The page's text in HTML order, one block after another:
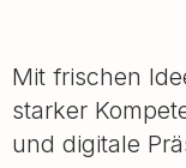
Mit frischen
starker
und digitale